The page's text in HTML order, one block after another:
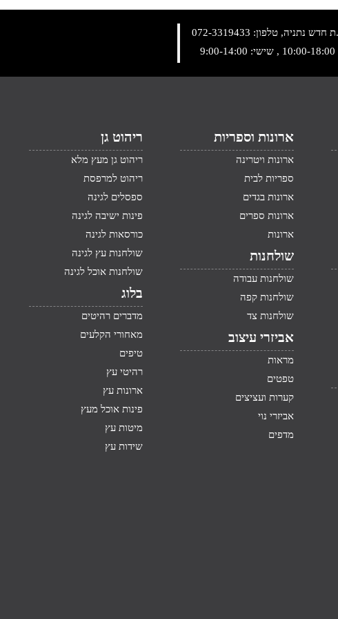
072-3319433
ארונות וספריות
ארונות ויטרינה
ספריות לבית
ארונות בגדים
ארונות ספרים
ארונות
שולחנות
שולחנות עבודה
שולחנות קפה
שולחנות צד
אביזרי עיצוב
מראות
טפטים
קערות ועציצים
אביזרי נוי
מדפים
ריהוט גן
ריהוט גן מעץ מלא
ריהוט למרפסת
ספסלים לגינה
פינות ישיבה לגינה
כורסאות לגינה
שולחנות עץ לגינה
שולחנות אוכל לגינה
בלוג
מדברים רהיטים
מאחורי הקלעים
טיפים
רהיטי עץ
ארונות עץ
פינות אוכל מעץ
מיטות עץ
שידות עץ